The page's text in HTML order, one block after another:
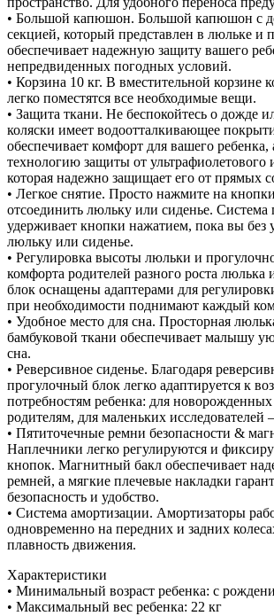
• Большой капюшон. Большой капюшон с
секцией, который представлен в люльке и
обеспечивает надежную защиту вашего
непредвиденных погодных условий.
• Корзина 10 кг. В вместительной корзине
легко поместятся все необходимые вещи.
• Защита ткани. Не беспокойтесь о дожде
коляски имеет водоотталкивающее
обеспечивает комфорт для вашего ребенка,
технологию защиты от ультрафиолетового
которая надежно защищает его от прямых
• Легкое снятие. Просто нажмите на
отсоединить люльку или сиденье. Система
удерживает кнопки нажатием, пока вы без
люльку или сиденье.
• Регулировка высоты люльки и
комфорта родителей разного роста люлька
блок оснащены адаптерами для
при необходимости поднимают каждый
• Удобное место для сна. Просторная
бамбуковой ткани обеспечивает малышу
сна.
• Реверсивное сиденье. Благодаря
прогулочный блок легко адаптируется к
потребностям ребенка: для
родителям, для маленьких
• Пятиточечные ремни безопасности &
Наплечники легко регулируются и
кнопок. Магнитный бакл обеспечивает
ремней, а мягкие плечевые накладки
безопасность и удобство.
• Система амортизации. Амортизаторы
одновременно на передних и задних
плавность движения.
Характеристики
• Минимальный возраст ребенка: с
• Максимальный вес ребенка: 22 кг